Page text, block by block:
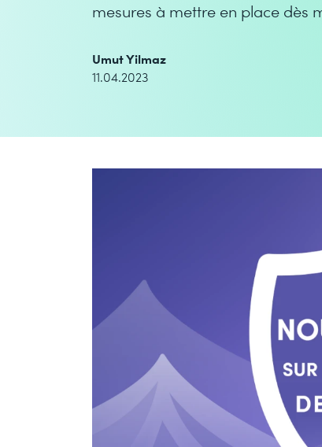
mesures à mettre en place dès
Umut Yilmaz
11.04.2023